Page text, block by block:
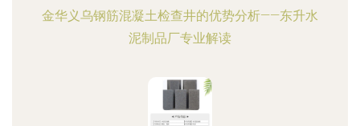
金华义乌钢筋混凝土检查井的优势分析——东升水
泥制品厂专业解读